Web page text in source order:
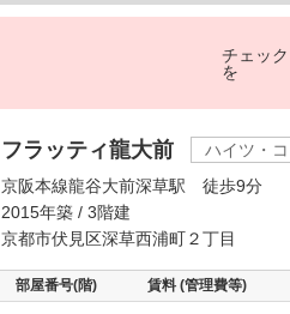
チェッ
を
フラッティ龍大前
ハイツ・
京阪本線龍谷大前深草駅 徒歩9分
2015年築 / 3階建
京都市伏見区深草西浦町２丁目
部屋番号(階) 賃料 (管理費等)